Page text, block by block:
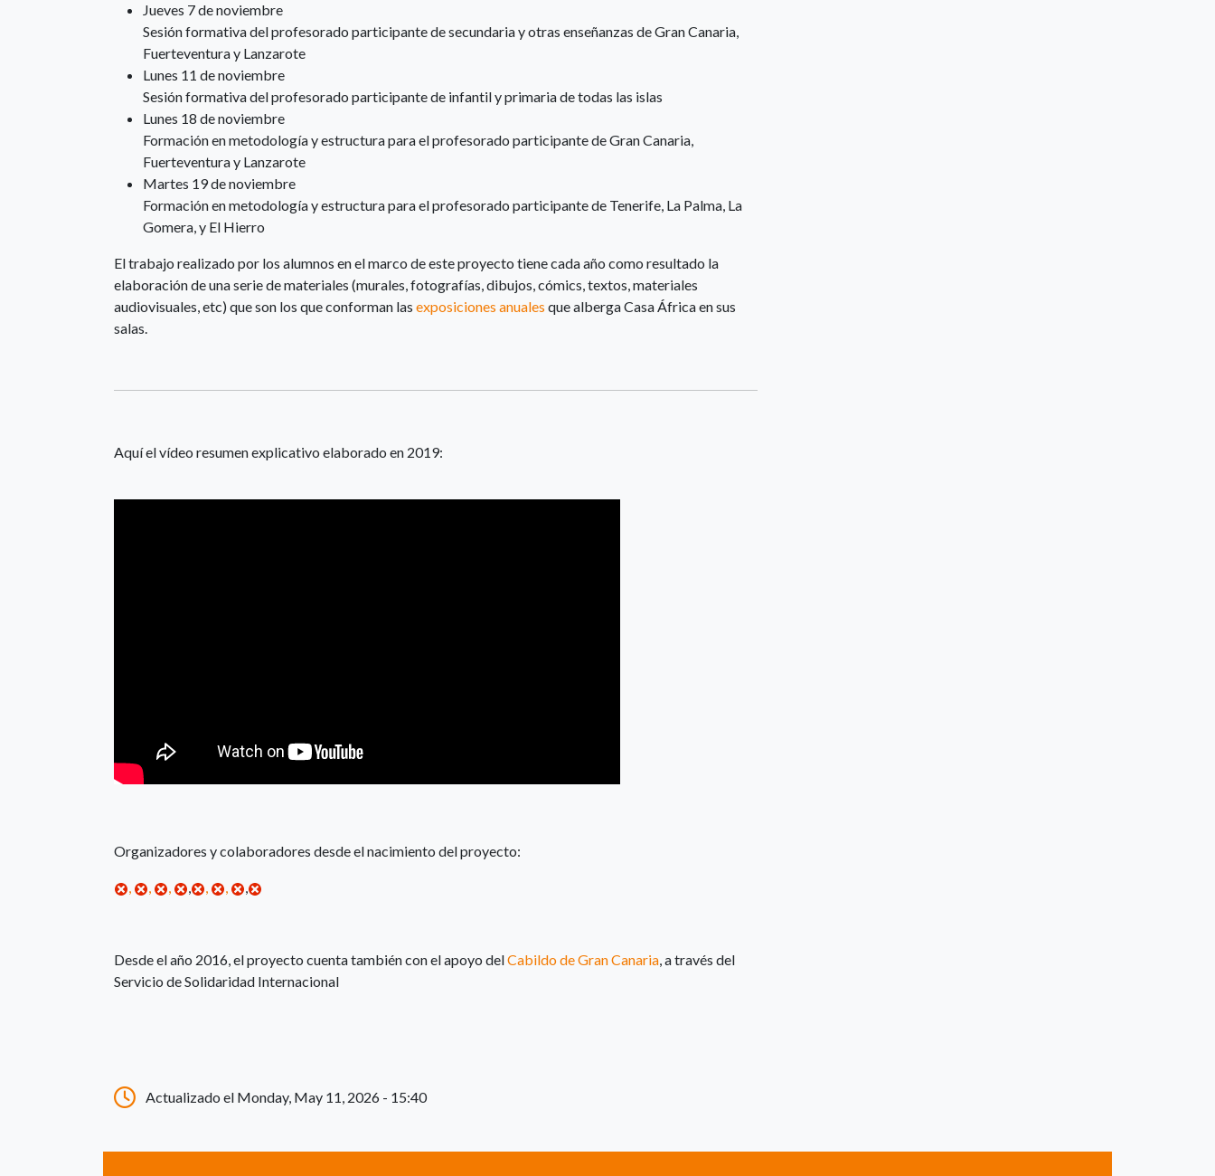
Jueves 7 de noviembre
Sesión formativa del profesorado participante de secundaria y otras enseñanzas de Gran Canaria,
Fuerteventura y Lanzarote
Lunes 11 de noviembre
Sesión formativa del profesorado participante de infantil y primaria de todas las islas
Lunes 18 de noviembre
Formación en metodología y estructura para el profesorado participante de Gran Canaria,
Fuerteventura y Lanzarote
Martes 19 de noviembre
Formación en metodología y estructura para el profesorado participante de Tenerife, La Palma, La
Gomera, y El Hierro
El trabajo realizado por los alumnos en el marco de este proyecto tiene cada año como resultado la
elaboración de una serie de materiales (murales, fotografías, dibujos, cómics, textos, materiales
audiovisuales, etc) que son los que conforman las exposiciones anuales que alberga Casa África en sus
salas.
Aquí el vídeo resumen explicativo elaborado en 2019:
Organizadores y colaboradores desde el nacimiento del proyecto:
Desde el año 2016, el proyecto cuenta también con el apoyo delCabildo de Gran Canaria , a través del
Servicio de Solidaridad Internacional
Actualizado el Monday, May 11, 2026 - 15:40